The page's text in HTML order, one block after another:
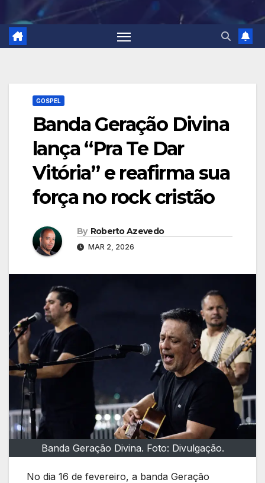
GOSPEL
Banda Geração Divina
lança “Pra Te Dar
Vitória” e reafirma sua
força no rock cristão
By Roberto Azevedo
MAR 2, 2026
Banda Geração Divina. Foto: Divulgação.
No dia 16 de fevereiro, a banda Geração